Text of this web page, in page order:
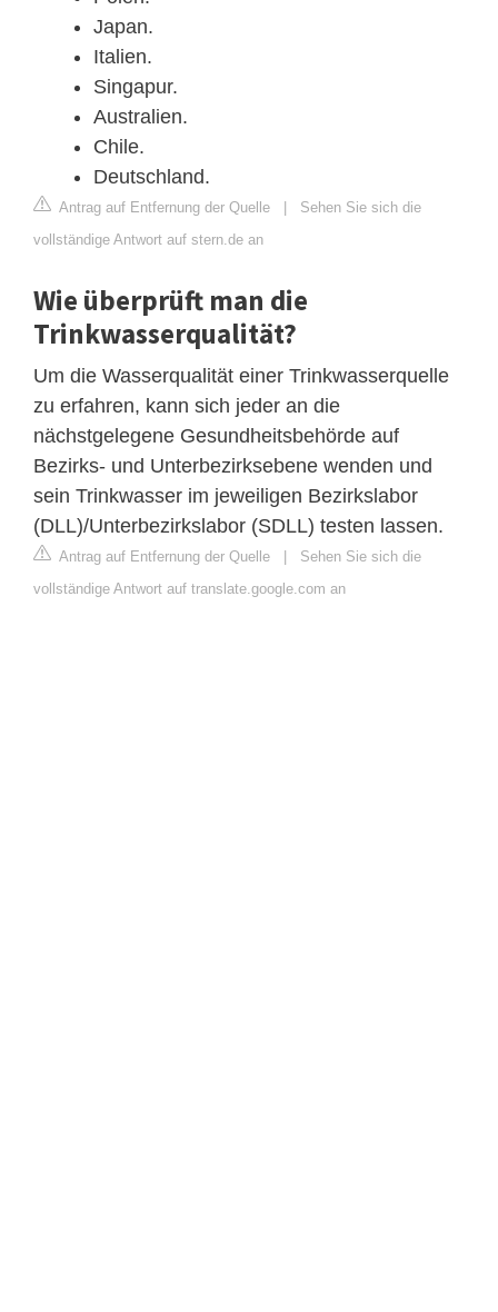
Japan.
Italien.
Singapur.
Australien.
Chile.
Deutschland.
Antrag auf Entfernung der Quelle | Sehen Sie sich die
vollständige Antwort auf stern.de an
Wie überprüft man die
Trinkwasserqualität?
Um die Wasserqualität einer Trinkwasserquelle
zu erfahren, kann sich jeder an die
nächstgelegene Gesundheitsbehörde auf
Bezirks- und Unterbezirksebene wenden und
sein Trinkwasser im jeweiligen Bezirkslabor
(DLL)/Unterbezirkslabor (SDLL) testen lassen.
Antrag auf Entfernung der Quelle | Sehen Sie sich die
vollständige Antwort auf translate.google.com an